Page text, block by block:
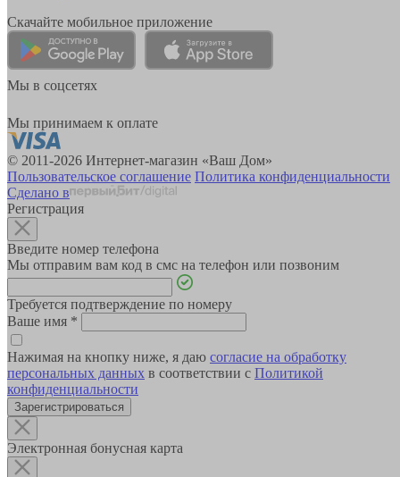
Скачайте мобильное приложение
Мы в соцсетях
Мы принимаем к оплате
© 2011-2026 Интернет-магазин «Ваш Дом»
Пользовательское соглашение Политика конфиденциальности
Сделано в
Регистрация
Введите номер телефона
Мы отправим вам код в смс на телефон или позвоним
Требуется подтверждение по номеру
Ваше имя *
Нажимая на кнопку ниже, я даю согласие на обработку
персональных данных в соответствии с Политикой
конфиденциальности
Зарегистрироваться
Электронная бонусная карта